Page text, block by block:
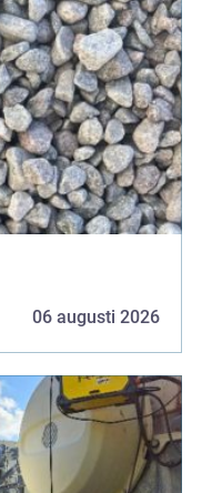
06 augusti 2026